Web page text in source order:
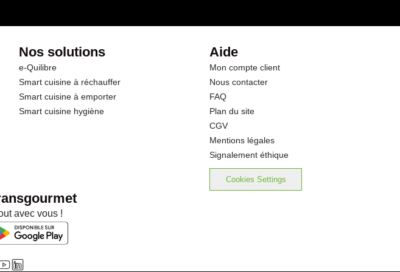
Nos solutions
e-Quilibre
Smart cuisine à réchauffer
Smart cuisine à emporter
Smart cuisine hygiène
Aide
Mon compte client
Nous contacter
FAQ
Plan du site
CGV
Mentions légales
Signalement éthique
Cookies Settings
avec vous !